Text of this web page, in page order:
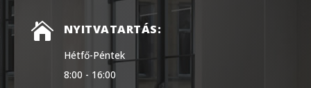
 NYITVATARTÁS:
Hétfő-Péntek
8:00 - 16:00